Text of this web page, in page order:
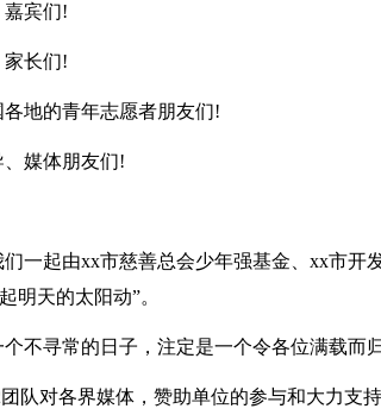
宾们!
家长们!
地的青年志愿者朋友们!
媒体朋友们!
一起由xx市慈善总会少年强基金、xx市开
明天的太阳动”。
不寻常的日子，注定是一个令各位满载而
队对各界媒体，赞助单位的参与和大力支